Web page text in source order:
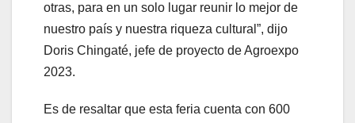
otras, para en un solo lugar reunir lo mejor de
nuestro país y nuestra riqueza cultural”, dijo
Doris Chingaté, jefe de proyecto de Agroexpo
2023.
Es de resaltar que esta feria cuenta con 600